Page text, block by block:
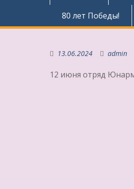
80 лет Победы!
13.06.2024 admin
12 июня отряд